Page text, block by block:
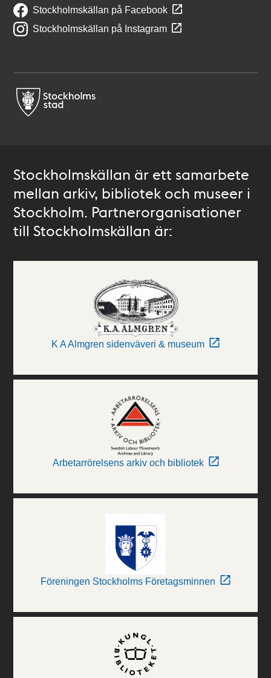
Stockholmskällan på Facebook
Stockholmskällan på Instagram
Stockholmskällan är ett samarbete
mellan arkiv, bibliotek och museer i
Stockholm. Partnerorganisationer
till Stockholmskällan är:
K A Almgren sidenväveri & museum
Arbetarrörelsens arkiv och bibliotek
Föreningen Stockholms Företagsminnen